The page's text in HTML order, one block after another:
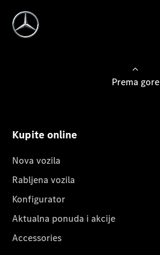
Prema gore
Kupite online
Nova vozila
Rabljena vozila
Konfigurator
Aktualna ponuda i akcije
Accessories